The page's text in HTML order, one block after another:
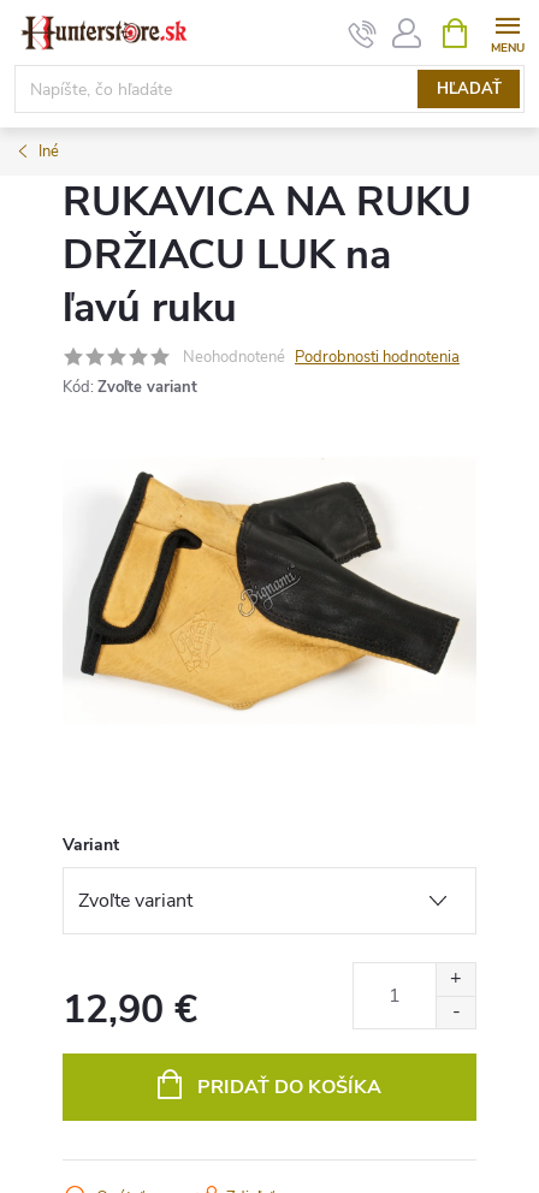
Prejsť
obsah
HĽADAŤ
KOŠÍK
Iné
RUKAVICA NA RUKU
DRŽIACU LUK na
ľavú ruku
Neohodnotené Podrobnosti hodnotenia
Kód: Zvoľte variant
Variant
12,90 €
PRIDAŤ DO KOŠÍKA